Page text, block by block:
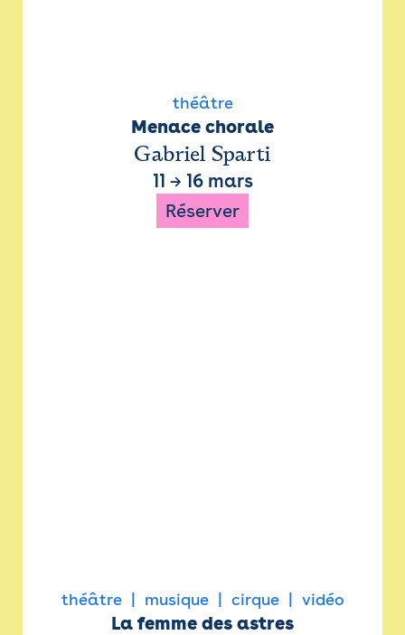
théâtre
Menace chorale
Gabriel Sparti
11 → 16 mars
Réserver
théâtre musique cirque vidéo
La femme des astres